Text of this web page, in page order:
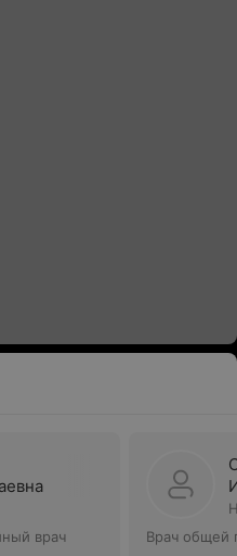
врач
Врач общей